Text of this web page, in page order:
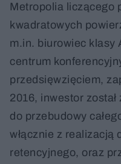
Metropolia liczącego
kwadratowych
m.in. biurowiec klasy
centrum
przedsięwzięciem,
2016, inwestor
do przebudowy
włącznie z realizacją
retencyjnego, oraz